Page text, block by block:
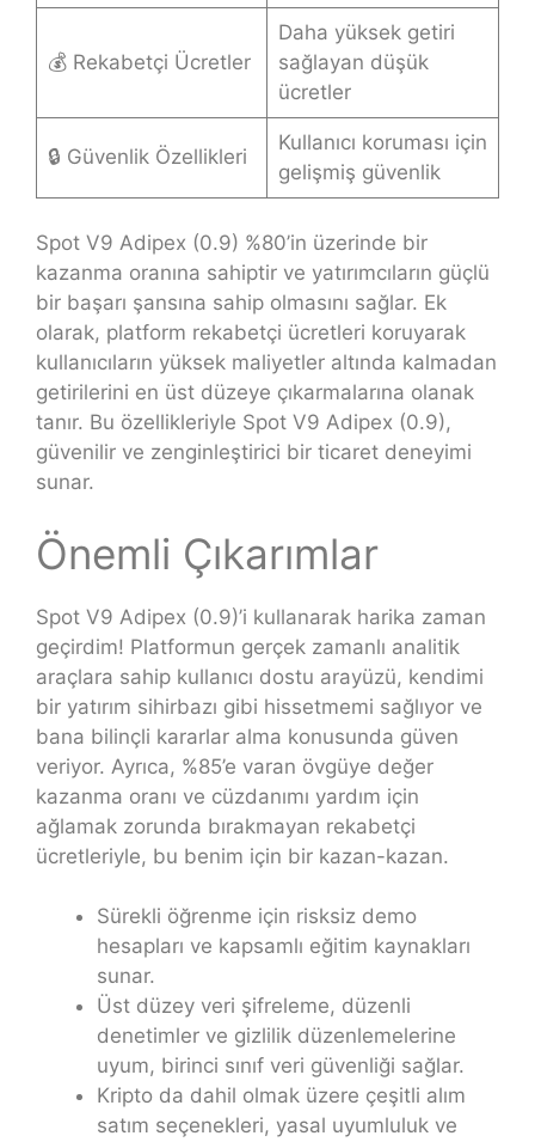
💰 Rekabetçi Ücretler
Daha yüksek getiri
sağlayan düşük
ücretler
🔒 Güvenlik Özellikleri
Kullanıcı koruması için
gelişmiş güvenlik
Spot V9 Adipex (0.9) %80’in üzerinde bir
kazanma oranına sahiptir ve yatırımcıların güçlü
bir başarı şansına sahip olmasını sağlar. Ek
olarak, platform rekabetçi ücretleri koruyarak
kullanıcıların yüksek maliyetler altında kalmadan
getirilerini en üst düzeye çıkarmalarına olanak
tanır. Bu özellikleriyle Spot V9 Adipex (0.9),
güvenilir ve zenginleştirici bir ticaret deneyimi
sunar.
Önemli Çıkarımlar
Spot V9 Adipex (0.9)’i kullanarak harika zaman
geçirdim! Platformun gerçek zamanlı analitik
araçlara sahip kullanıcı dostu arayüzü, kendimi
bir yatırım sihirbazı gibi hissetmemi sağlıyor ve
bana bilinçli kararlar alma konusunda güven
veriyor. Ayrıca, %85’e varan övgüye değer
kazanma oranı ve cüzdanımı yardım için
ağlamak zorunda bırakmayan rekabetçi
ücretleriyle, bu benim için bir kazan-kazan.
Sürekli öğrenme için risksiz demo
hesapları ve kapsamlı eğitim kaynakları
sunar.
Üst düzey veri şifreleme, düzenli
denetimler ve gizlilik düzenlemelerine
uyum, birinci sınıf veri güvenliği sağlar.
Kripto da dahil olmak üzere çeşitli alım
satım seçenekleri, yasal uyumluluk ve